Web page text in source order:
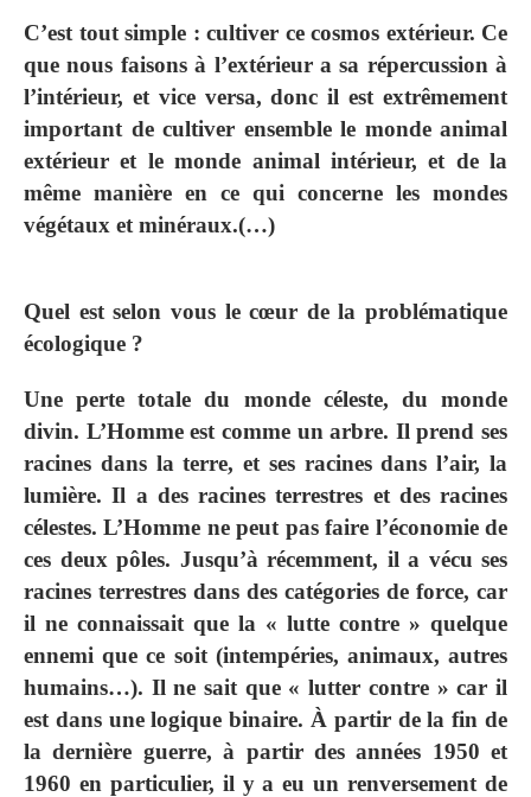
C’est tout simple : cultiver ce cosmos extérieur. Ce
que nous faisons à l’extérieur a sa répercussion à
l’intérieur, et vice versa, donc il est extrêmement
important de cultiver ensemble le monde animal
extérieur et le monde animal intérieur, et de la
même manière en ce qui concerne les mondes
végétaux et minéraux.(…)
Quel est selon vous le cœur de la problématique
écologique ?
Une perte totale du monde céleste, du monde
divin. L’Homme est comme un arbre. Il prend ses
racines dans la terre, et ses racines dans l’air, la
lumière. Il a des racines terrestres et des racines
célestes. L’Homme ne peut pas faire l’économie de
ces deux pôles. Jusqu’à récemment, il a vécu ses
racines terrestres dans des catégories de force, car
il ne connaissait que la « lutte contre » quelque
ennemi que ce soit (intempéries, animaux, autres
humains…). Il ne sait que « lutter contre » car il
est dans une logique binaire. À partir de la fin de
la dernière guerre, à partir des années 1950 et
1960 en particulier, il y a eu un renversement de